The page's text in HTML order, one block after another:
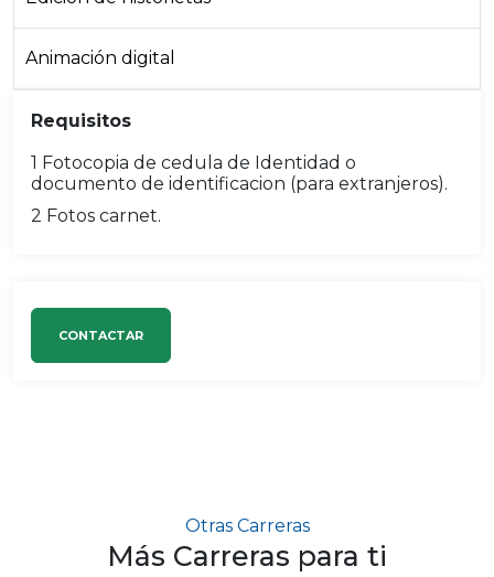
Animación digital
Requisitos
1 Fotocopia de cedula de Identidad o
documento de identificacion (para extranjeros).
2 Fotos carnet.
CONTACTAR
Otras Carreras
Más Carreras para ti